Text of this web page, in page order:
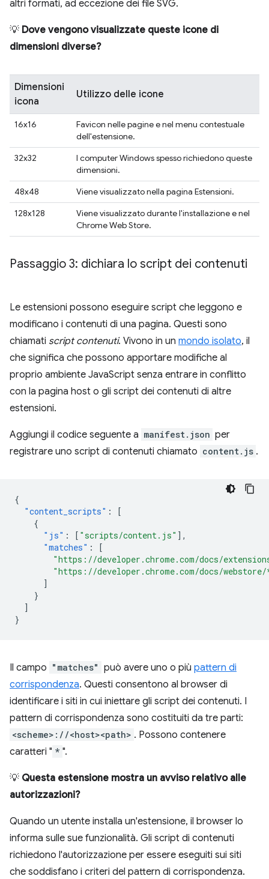
altri formati, ad eccezione dei file SVG.
💡 Dove vengono visualizzate queste icone di
dimensioni diverse?
Dimensioni
icona
Utilizzo delle icone
16x16
Favicon nelle pagine e nel menu contestuale
dell'estensione.
32x32
I computer Windows spesso richiedono queste
dimensioni.
48x48
Viene visualizzato nella pagina Estensioni.
128x128
Viene visualizzato durante l'installazione e nel
Chrome Web Store.
Passaggio 3: dichiara lo script dei contenuti
Le estensioni possono eseguire script che leggono e
modificano i contenuti di una pagina. Questi sono
chiamati script contenuti. Vivono in un mondo isolato, il
che significa che possono apportare modifiche al
proprio ambiente JavaScript senza entrare in conflitto
con la pagina host o gli script dei contenuti di altre
estensioni.
Aggiungi il codice seguente a manifest.json per
registrare uno script di contenuti chiamato content.js .
{
"content_scripts" :
[
{
"js" : [ "scripts/content.js" ],
"matches" :
[
"https://developer.chrome.com/docs/
"https://developer.chrome.com/docs/
]
}
]
}
Il campo "matches" può avere uno o più pattern di
corrispondenza. Questi consentono al browser di
identificare i siti in cui iniettare gli script dei contenuti. I
pattern di corrispondenza sono costituiti da tre parti:
<scheme>://<host><path> . Possono contenere
caratteri " * ".
💡 Questa estensione mostra un avviso relativo alle
autorizzazioni?
Quando un utente installa un'estensione, il browser lo
informa sulle sue funzionalità. Gli script di contenuti
richiedono l'autorizzazione per essere eseguiti sui siti
che soddisfano i criteri del pattern di corrispondenza.